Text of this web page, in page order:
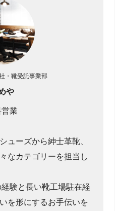
・靴受託事業部
や
業
ューズから紳士革靴、
なカテゴリーを担当し
験と長い靴工場駐在経
を形にするお手伝いを